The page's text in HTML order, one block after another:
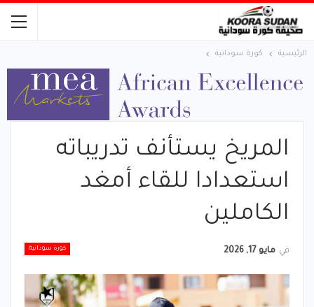
الرئيسية كورة سودانية
المريخ يستأنف تدريباته
استعدادا للقاء أمغد
الكاملين
كورة سودانية في مايو 17, 2026